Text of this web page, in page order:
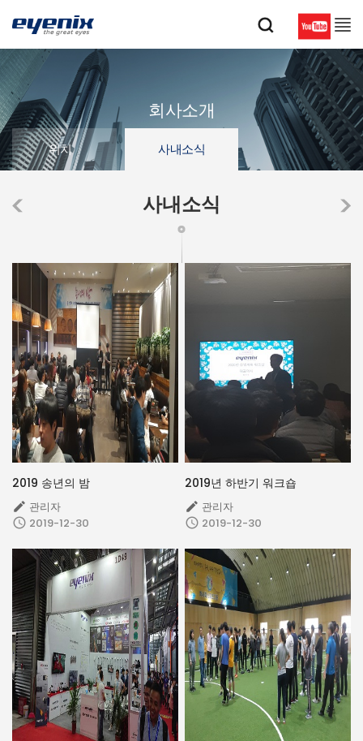
회사소개
위치 사내소식
사내소식
2019 송년의 밤
 관리자
 2019-12-30
2019년 하반기 워크숍
 관리자
 2019-12-30